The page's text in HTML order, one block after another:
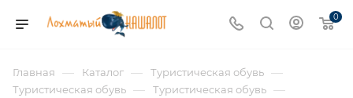
0
Главная — Каталог — Туристическая обувь —
Туристическая обувь — Туристическая обувь —